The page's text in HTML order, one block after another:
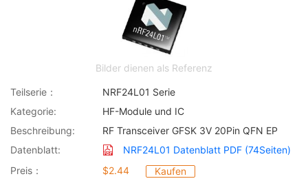
Bilder dienen als Referenz
Teilserie：
NRF24L01 Serie
Kategorie:
HF-Module und IC
Beschreibung:
RF Transceiver GFSK 3V 20Pin QFN EP
Datenblatt:
NRF24L01 Datenblatt PDF (74Seiten)
Preis：
$2.44 Kaufen